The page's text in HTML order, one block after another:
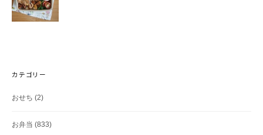
カテゴリー
おせち (2)
お弁当 (833)